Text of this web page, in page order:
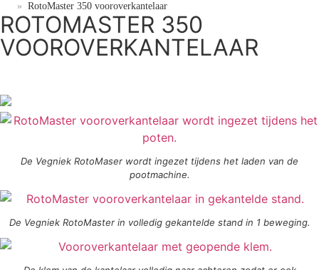
» RotoMaster 350 vooroverkantelaar
ROTOMASTER 350
VOOROVERKANTELAAR
De Vegniek RotoMaser wordt ingezet tijdens het laden van de
pootmachine.
De Vegniek RotoMaster in volledig gekantelde stand in 1 beweging.